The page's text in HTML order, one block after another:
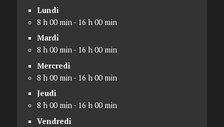
Lundi
8 h 00 min - 16 h 00 min
Mardi
8 h 00 min - 16 h 00 min
Mercredi
8 h 00 min - 16 h 00 min
Jeudi
8 h 00 min - 16 h 00 min
Vendredi